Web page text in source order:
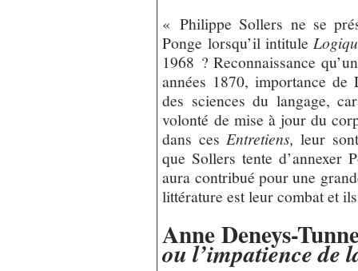
« Philippe Sollers ne se
Ponge lorsqu’il intitule
1968 ? Reconnaissance
années 1870, importance de
des sciences du langage,
volonté de mise à jour du
dans ces Entretiens, leur
que Sollers tente d’annexer
aura contribué pour une
littérature est leur combat et
Anne Deneys-
ou l’impatience de